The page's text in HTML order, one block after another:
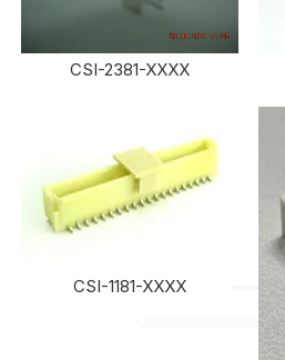
CSI-2381-XXXX
CSI-1181-XXXX